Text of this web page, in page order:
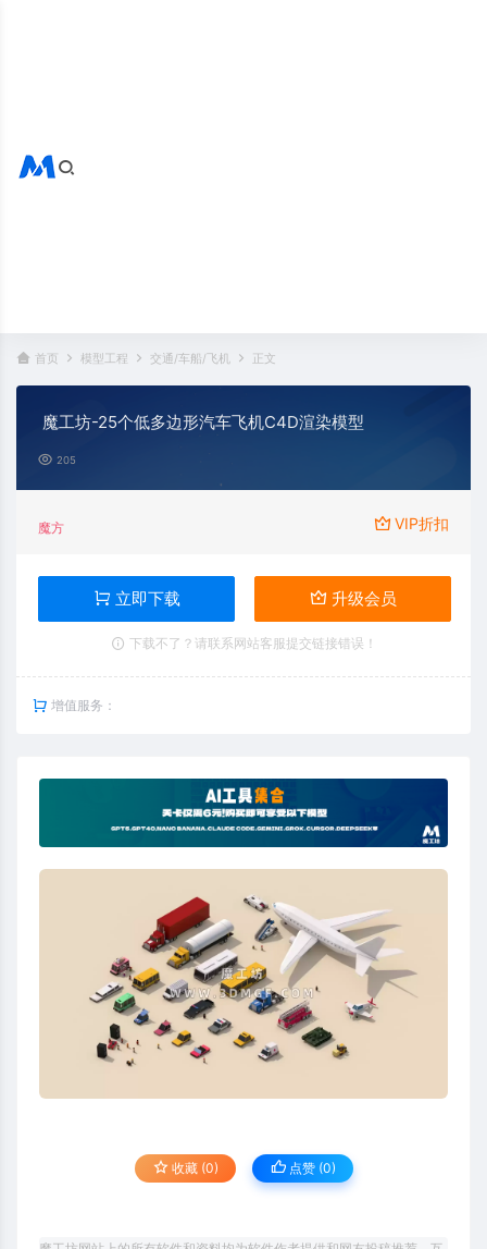
首页 模型工程 交通/车船/飞机 正文
魔工坊-25个低多边形汽车飞机C4D渲染模型
205
魔方 VIP折扣
立即下载 升级会员
下载不了？请联系网站客服提交链接错误！
增值服务：
收藏 (0) 点赞 (0)